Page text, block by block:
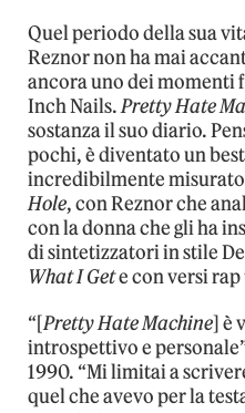
Quel periodo della sua
Reznor non ha mai
ancora uno dei momenti
Inch Nails.Pretty Hate
sostanza il suo diario.
pochi, è diventato un
incredibilmente
Hole, con Reznor che
con la donna che gli ha
di sintetizzatori in stile
What I Gete con versi
“[Pretty Hate Machine] è
introspettivo e
1990. “Mi limitai a
quel che avevo per la